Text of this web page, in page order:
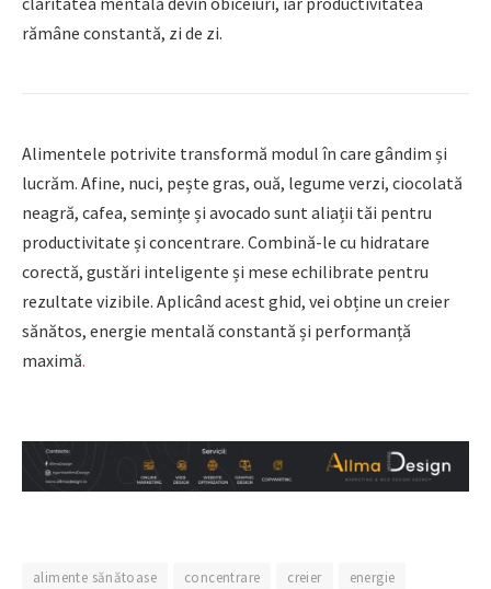
rămâne constantă, zi de zi.
Alimentele potrivite transformă modul în care gândim și
lucrăm. Afine, nuci, pește gras, ouă, legume verzi, ciocolată
neagră, cafea, semințe și avocado sunt aliații tăi pentru
productivitate și concentrare. Combină-le cu hidratare
corectă, gustări inteligente și mese echilibrate pentru
rezultate vizibile. Aplicând acest ghid, vei obține un creier
sănătos, energie mentală constantă și performanță
maximă.
alimente sănătoase concentrare creier
energie